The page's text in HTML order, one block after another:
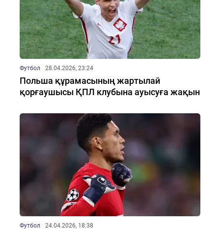
Футбол 28.04.2026, 23:24
Польша құрамасының жартылай
қорғаушысы ҚПЛ клубына ауысуға жақын
Футбол 24.04.2026, 18:38